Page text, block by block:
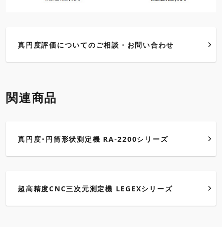
真円度評価についてのご相談・お問い合わせ
関連商品
真円度･円筒形状測定機 RA-2200シリーズ
超高精度CNC三次元測定機 LEGEXシリーズ